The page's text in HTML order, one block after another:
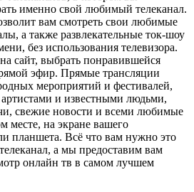
именно свой любимый телеканал.
вам смотреть свои любимые
а также развлекательные ток-шоу
без использования телевизора.
сайт, выбрать понравившейся
эфир. Прямые трансляции
мероприятий и фестивалей,
и известными людьми,
свежие новости и всеми любимые
месте, на экране вашего
планшета. Всё что вам нужно это
а мы предоставим вам
онлайн тв в самом лучшем